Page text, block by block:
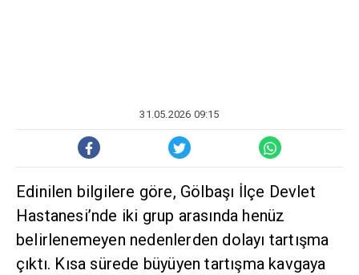
31.05.2026 09:15
Edinilen bilgilere göre, Gölbaşı İlçe Devlet
Hastanesi’nde iki grup arasında henüz
belirlenemeyen nedenlerden dolayı tartışma
çıktı. Kısa sürede büyüyen tartışma kavgaya